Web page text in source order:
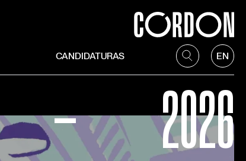
CANDIDATURAS EN
— 2026